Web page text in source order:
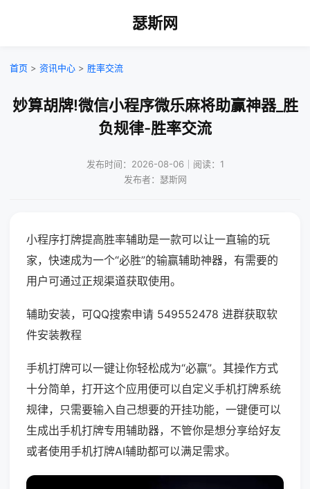
瑟斯网
首页 > 资讯中心 > 胜率交流
妙算胡牌!微信小程序微乐麻将助赢神器_胜
负规律-胜率交流
发布时间：2026-08-06｜阅读：1
发布者：瑟斯网
小程序打牌提高胜率辅助是一款可以让一直输的玩
家，快速成为一个“必胜”的输赢辅助神器，有需要的
用户可通过正规渠道获取使用。
辅助安装，可QQ搜索申请 549552478 进群获取软
件安装教程
手机打牌可以一键让你轻松成为“必赢”。其操作方式
十分简单，打开这个应用便可以自定义手机打牌系统
规律，只需要输入自己想要的开挂功能，一键便可以
生成出手机打牌专用辅助器，不管你是想分享给好友
或者使用手机打牌AI辅助都可以满足需求。